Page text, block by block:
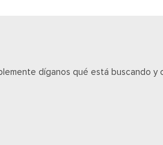
díganos qué está buscando y